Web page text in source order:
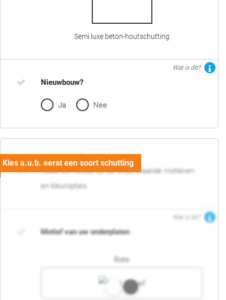
Semi luxe beton-houtschutting
Wat is dit?
Nieuwbouw?
Ja Nee
02. Motief en kleur
Maak een keuze uit de onderstaande motieven
en kleuropties
Wat is dit?
Motief van uw onderplaten
Rots